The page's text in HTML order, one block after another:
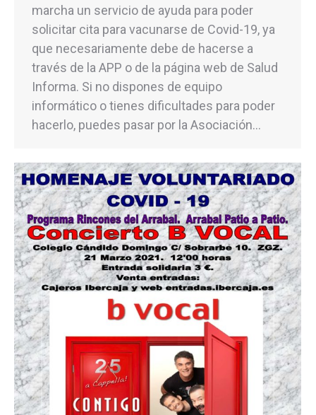
marcha un servicio de ayuda para poder
solicitar cita para vacunarse de Covid-19, ya
que necesariamente debe de hacerse a
través de la APP o de la página web de Salud
Informa. Si no dispones de equipo
informático o tienes dificultades para poder
hacerlo, puedes pasar por la Asociación…